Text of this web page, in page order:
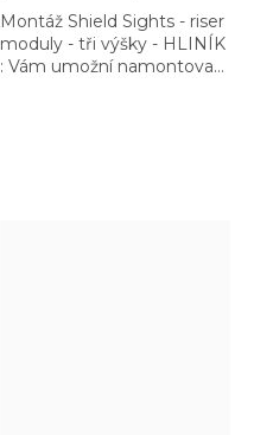
Montáž Shield Sights - riser
moduly - tři výšky - HLINÍK
: Vám umožní namontovat